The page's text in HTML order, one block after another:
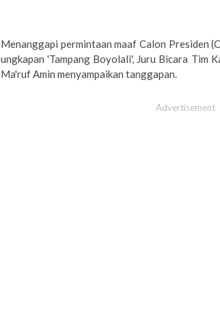
Menanggapi permintaan maaf Calon Presiden
ungkapan 'Tampang Boyolali', Juru Bicara Tim
Ma'ruf Amin menyampaikan tanggapan.
Advertisement